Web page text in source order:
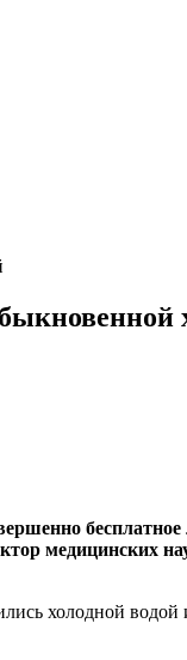
медицинских
холодной